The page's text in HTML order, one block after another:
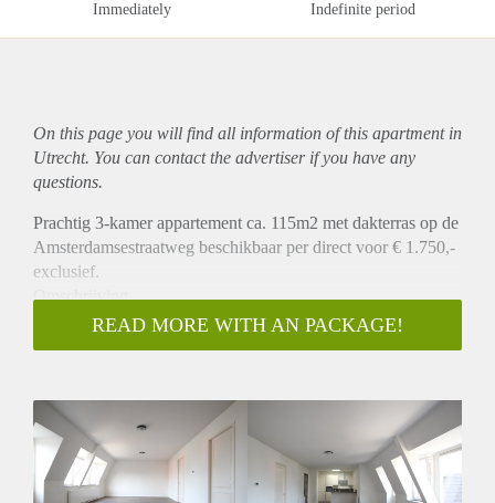
Immediately Indefinite period
On this page you will find all information of this apartmentin
Utrecht. You can contact the advertiser if you have any
questions.
Prachtig 3-kamer appartement ca. 115m2 met dakterras op de
Amsterdamsestraatweg beschikbaar per direct voor € 1.750,-
exclusief.
Omschrijving
Dit prachtig volledig gerenoveerde appartement is gelegen op
de 1e verdieping van het pand. Het appartement heeft een
kookplaat met afzuigkap. Vanuit de woonkamer heeft u
toegang tot een dakterras waar u heerlijk kunt genieten van
de zon. Aan de voorzijde van het pand zijn beide ruime
slaapkamer gelegen. Tussen de slaapkamer ligt de badkamer
READ MORE WITH AN PACKAGE!